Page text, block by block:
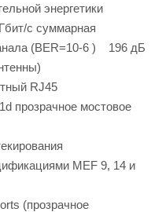
энергетики
с суммарная
(BER=10-6 ) 196 дБ
RJ45
прозрачное мостовое
MEF 9, 14 и
(прозрачное